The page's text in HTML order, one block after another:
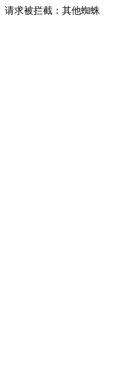
请求被拦截：其他蜘蛛